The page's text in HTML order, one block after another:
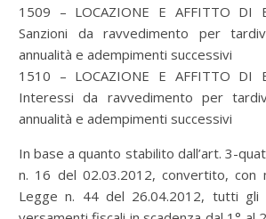
1509 – LOCAZIONE E AFFITTO DI
Sanzioni da ravvedimento per
annualità e adempimenti successivi
1510 – LOCAZIONE E AFFITTO DI
Interessi da ravvedimento per
annualità e adempimenti successivi
In base a quanto stabilito dall’art. 3-
n. 16 del 02.03.2012, convertito, con
Legge n. 44 del 26.04.2012, tutti gli